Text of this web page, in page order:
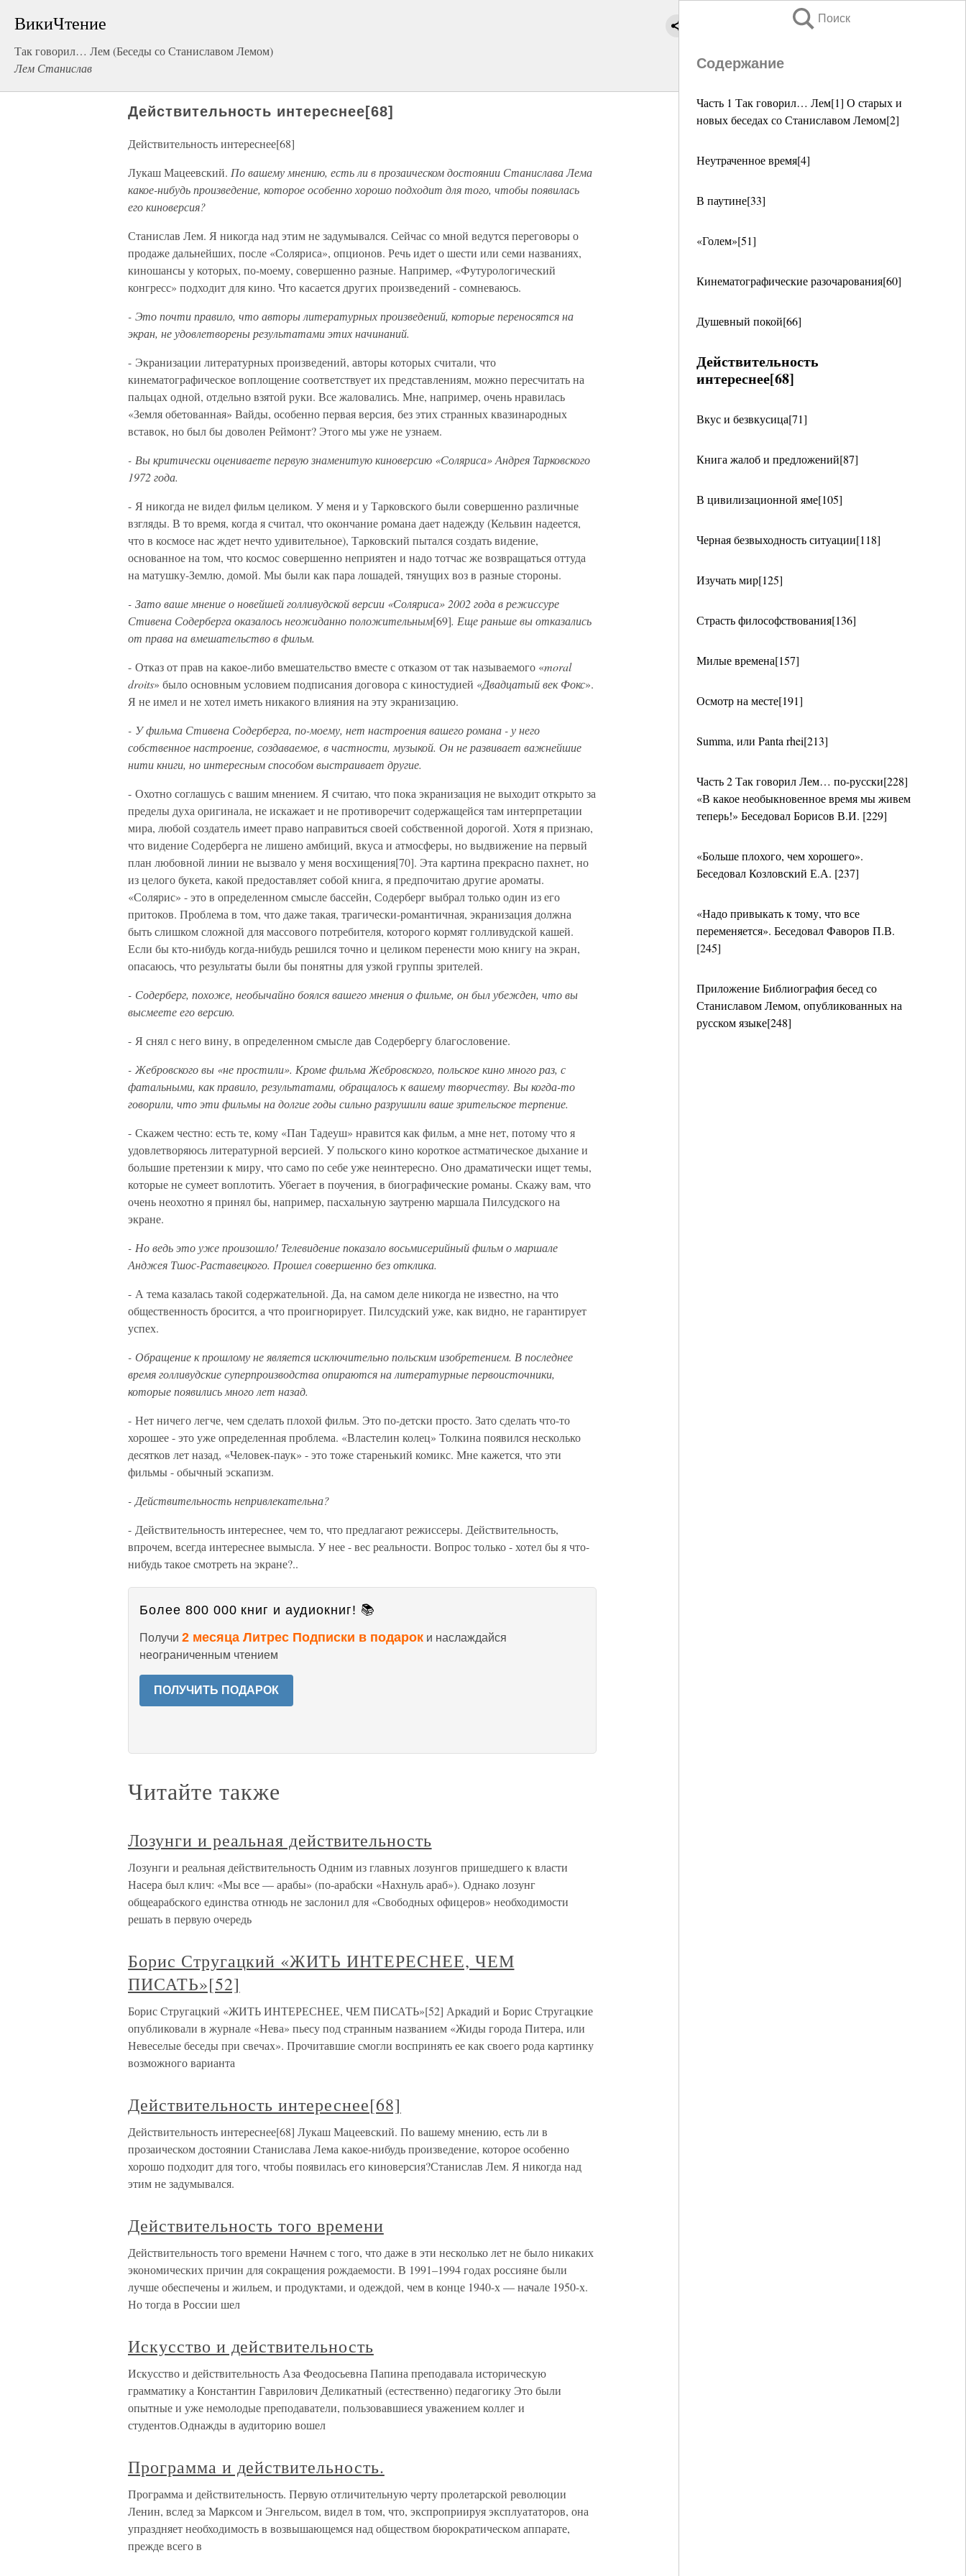
ВикиЧтение
Так говорил… Лем (Беседы со Станиславом Лемом)
Лем Станислав
Поиск
Содержание
Часть 1 Так говорил… Лем[1] О старых и
новых беседах со Станиславом Лемом[2]
Неутраченное время[4]
В паутине[33]
«Голем»[51]
Кинематографические разочарования[60]
Душевный покой[66]
Действительность
интереснее[68]
Вкус и безвкусица[71]
Книга жалоб и предложений[87]
В цивилизационной яме[105]
Черная безвыходность ситуации[118]
Изучать мир[125]
Страсть философствования[136]
Милые времена[157]
Осмотр на месте[191]
Summa, или Panta rhei[213]
Часть 2 Так говорил Лем… по-русски[228]
«В какое необыкновенное время мы живем
теперь!» Беседовал Борисов В.И. [229]
«Больше плохого, чем хорошего».
Беседовал Козловский Е.А. [237]
«Надо привыкать к тому, что все
переменяется». Беседовал Фаворов П.В.
[245]
Приложение Библиография бесед со
Станиславом Лемом, опубликованных на
русском языке[248]
Действительность интереснее[68]
Действительность интереснее[68]
Лукаш Мацеевский. По вашему мнению, есть ли в прозаическом достоянии Станислава Лема
какое-нибудь произведение, которое особенно хорошо подходит для того, чтобы появилась
его киноверсия?
Станислав Лем. Я никогда над этим не задумывался. Сейчас со мной ведутся переговоры о
продаже дальнейших, после «Соляриса», опционов. Речь идет о шести или семи названиях,
киношансы у которых, по-моему, совершенно разные. Например, «Футурологический
конгресс» подходит для кино. Что касается других произведений - сомневаюсь.
- Это почти правило, что авторы литературных произведений, которые переносятся на
экран, не удовлетворены результатами этих начинаний.
- Экранизации литературных произведений, авторы которых считали, что
кинематографическое воплощение соответствует их представлениям, можно пересчитать на
пальцах одной, отдельно взятой руки. Все жаловались. Мне, например, очень нравилась
«Земля обетованная» Вайды, особенно первая версия, без этих странных квазинародных
вставок, но был бы доволен Реймонт? Этого мы уже не узнаем.
- Вы критически оцениваете первую знаменитую киноверсию «Соляриса» Андрея Тарковского
1972 года.
- Я никогда не видел фильм целиком. У меня и у Тарковского были совершенно различные
взгляды. В то время, когда я считал, что окончание романа дает надежду (Кельвин надеется,
что в космосе нас ждет нечто удивительное), Тарковский пытался создать видение,
основанное на том, что космос совершенно неприятен и надо тотчас же возвращаться оттуда
на матушку-Землю, домой. Мы были как пара лошадей, тянущих воз в разные стороны.
- Зато ваше мнение о новейшей голливудской версии «Соляриса» 2002 года в режиссуре
Стивена Содерберга оказалось неожиданно положительным[69]. Еще раньше вы отказались
от права на вмешательство в фильм.
- Отказ от прав на какое-либо вмешательство вместе с отказом от так называемого «moral
droits» было основным условием подписания договора с киностудией «Двадцатый век Фокс».
Я не имел и не хотел иметь никакого влияния на эту экранизацию.
- У фильма Стивена Содерберга, по-моему, нет настроения вашего романа - у него
собственное настроение, создаваемое, в частности, музыкой. Он не развивает важнейшие
нити книги, но интересным способом выстраивает другие.
- Охотно соглашусь с вашим мнением. Я считаю, что пока экранизация не выходит открыто за
пределы духа оригинала, не искажает и не противоречит содержащейся там интерпретации
мира, любой создатель имеет право направиться своей собственной дорогой. Хотя я признаю,
что видение Содерберга не лишено амбиций, вкуса и атмосферы, но выдвижение на первый
план любовной линии не вызвало у меня восхищения[70]. Эта картина прекрасно пахнет, но
из целого букета, какой предоставляет собой книга, я предпочитаю другие ароматы.
«Солярис» - это в определенном смысле бассейн, Содерберг выбрал только один из его
притоков. Проблема в том, что даже такая, трагически-романтичная, экранизация должна
быть слишком сложной для массового потребителя, которого кормят голливудской кашей.
Если бы кто-нибудь когда-нибудь решился точно и целиком перенести мою книгу на экран,
опасаюсь, что результаты были бы понятны для узкой группы зрителей.
- Содерберг, похоже, необычайно боялся вашего мнения о фильме, он был убежден, что вы
высмеете его версию.
- Я снял с него вину, в определенном смысле дав Содербергу благословение.
- Жебровского вы «не простили». Кроме фильма Жебровского, польское кино много раз, с
фатальными, как правило, результатами, обращалось к вашему творчеству. Вы когда-то
говорили, что эти фильмы на долгие годы сильно разрушили ваше зрительское терпение.
- Скажем честно: есть те, кому «Пан Тадеуш» нравится как фильм, а мне нет, потому что я
удовлетворяюсь литературной версией. У польского кино короткое астматическое дыхание и
большие претензии к миру, что само по себе уже неинтересно. Оно драматически ищет темы,
которые не сумеет воплотить. Убегает в поучения, в биографические романы. Скажу вам, что
очень неохотно я принял бы, например, пасхальную заутреню маршала Пилсудского на
экране.
- Но ведь это уже произошло! Телевидение показало восьмисерийный фильм о маршале
Анджея Тшос-Раставецкого. Прошел совершенно без отклика.
- А тема казалась такой содержательной. Да, на самом деле никогда не известно, на что
общественность бросится, а что проигнорирует. Пилсудский уже, как видно, не гарантирует
успех.
- Обращение к прошлому не является исключительно польским изобретением. В последнее
время голливудские суперпроизводства опираются на литературные первоисточники,
которые появились много лет назад.
- Нет ничего легче, чем сделать плохой фильм. Это по-детски просто. Зато сделать что-то
хорошее - это уже определенная проблема. «Властелин колец» Толкина появился несколько
десятков лет назад, «Человек-паук» - это тоже старенький комикс. Мне кажется, что эти
фильмы - обычный эскапизм.
- Действительность непривлекательна?
- Действительность интереснее, чем то, что предлагают режиссеры. Действительность,
впрочем, всегда интереснее вымысла. У нее - вес реальности. Вопрос только - хотел бы я что-
нибудь такое смотреть на экране?..
Более 800 000 книг и аудиокниг! 📚
Получи 2 месяца Литрес Подписки в подарок и наслаждайся
неограниченным чтением
ПОЛУЧИТЬ ПОДАРОК
Читайте также
Лозунги и реальная действительность
Лозунги и реальная действительность Одним из главных лозунгов пришедшего к власти
Насера был клич: «Мы все — арабы» (по-арабски «Нахнуль араб»). Однако лозунг
общеарабского единства отнюдь не заслонил для «Свободных офицеров» необходимости
решать в первую очередь
Борис Стругацкий «ЖИТЬ ИНТЕРЕСНЕЕ, ЧЕМ
ПИСАТЬ»[52]
Борис Стругацкий «ЖИТЬ ИНТЕРЕСНЕЕ, ЧЕМ ПИСАТЬ»[52] Аркадий и Борис Стругацкие
опубликовали в журнале «Нева» пьесу под странным названием «Жиды города Питера, или
Невеселые беседы при свечах». Прочитавшие смогли воспринять ее как своего рода картинку
возможного варианта
Действительность интереснее[68]
Действительность интереснее[68] Лукаш Мацеевский. По вашему мнению, есть ли в
прозаическом достоянии Станислава Лема какое-нибудь произведение, которое особенно
хорошо подходит для того, чтобы появилась его киноверсия?Станислав Лем. Я никогда над
этим не задумывался.
Действительность того времени
Действительность того времени Начнем с того, что даже в эти несколько лет не было никаких
экономических причин для сокращения рождаемости. В 1991–1994 годах россияне были
лучше обеспечены и жильем, и продуктами, и одеждой, чем в конце 1940-х — начале 1950-х.
Но тогда в России шел
Искусство и действительность
Искусство и действительность Аза Феодосьевна Папина преподавала историческую
грамматику а Константин Гаврилович Деликатный (естественно) педагогику Это были
опытные и уже немолодые преподаватели, пользовавшиеся уважением коллег и
студентов.Однажды в аудиторию вошел
Программа и действительность.
Программа и действительность. Первую отличительную черту пролетарской революции
Ленин, вслед за Марксом и Энгельсом, видел в том, что, экспроприируя эксплуататоров, она
упраздняет необходимость в возвышающемся над обществом бюрократическом аппарате,
прежде всего в